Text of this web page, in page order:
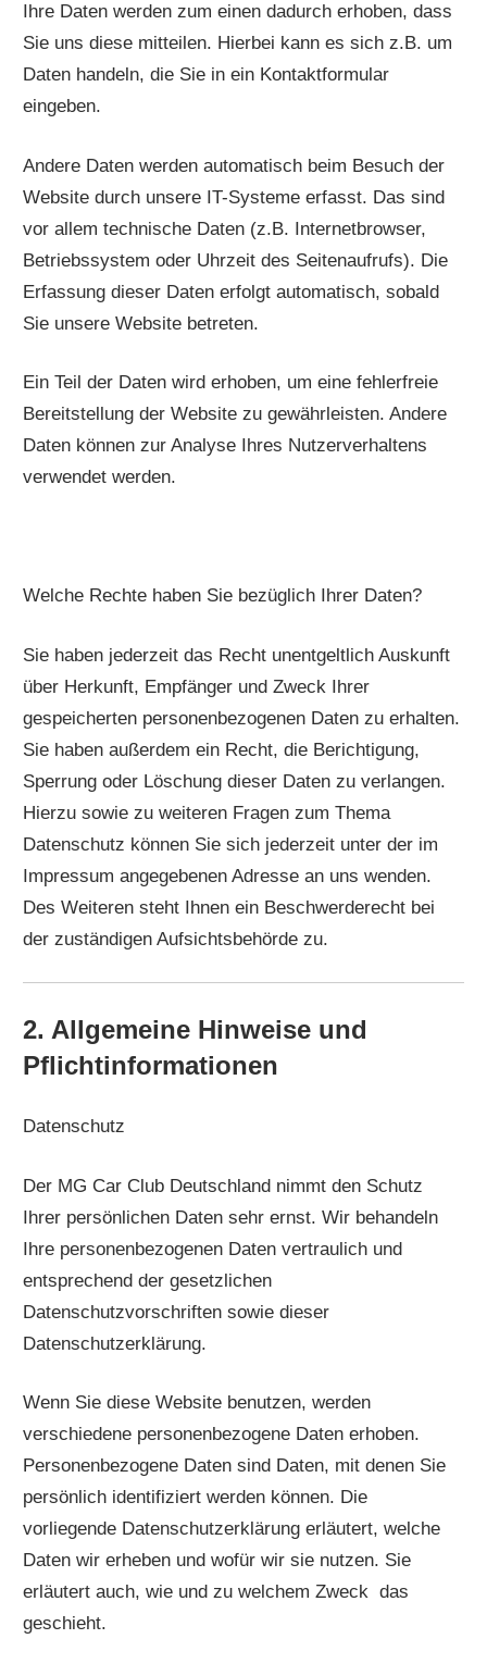
Ihre Daten werden zum einen dadurch erhoben, dass
Sie uns diese mitteilen. Hierbei kann es sich z.B. um
Daten handeln, die Sie in ein Kontaktformular
eingeben.
Andere Daten werden automatisch beim Besuch der
Website durch unsere IT-Systeme erfasst. Das sind
vor allem technische Daten (z.B. Internetbrowser,
Betriebssystem oder Uhrzeit des Seitenaufrufs). Die
Erfassung dieser Daten erfolgt automatisch, sobald
Sie unsere Website betreten.
Ein Teil der Daten wird erhoben, um eine fehlerfreie
Bereitstellung der Website zu gewährleisten. Andere
Daten können zur Analyse Ihres Nutzerverhaltens
verwendet werden.
Welche Rechte haben Sie bezüglich Ihrer Daten?
Sie haben jederzeit das Recht unentgeltlich Auskunft
über Herkunft, Empfänger und Zweck Ihrer
gespeicherten personenbezogenen Daten zu erhalten.
Sie haben außerdem ein Recht, die Berichtigung,
Sperrung oder Löschung dieser Daten zu verlangen.
Hierzu sowie zu weiteren Fragen zum Thema
Datenschutz können Sie sich jederzeit unter der im
Impressum angegebenen Adresse an uns wenden.
Des Weiteren steht Ihnen ein Beschwerderecht bei
der zuständigen Aufsichtsbehörde zu.
2. Allgemeine Hinweise und
Pflichtinformationen
Datenschutz
Der MG Car Club Deutschland nimmt den Schutz
Ihrer persönlichen Daten sehr ernst. Wir behandeln
Ihre personenbezogenen Daten vertraulich und
entsprechend der gesetzlichen
Datenschutzvorschriften sowie dieser
Datenschutzerklärung.
Wenn Sie diese Website benutzen, werden
verschiedene personenbezogene Daten erhoben.
Personenbezogene Daten sind Daten, mit denen Sie
persönlich identifiziert werden können. Die
vorliegende Datenschutzerklärung erläutert, welche
Daten wir erheben und wofür wir sie nutzen. Sie
erläutert auch, wie und zu welchem Zweck das
geschieht.